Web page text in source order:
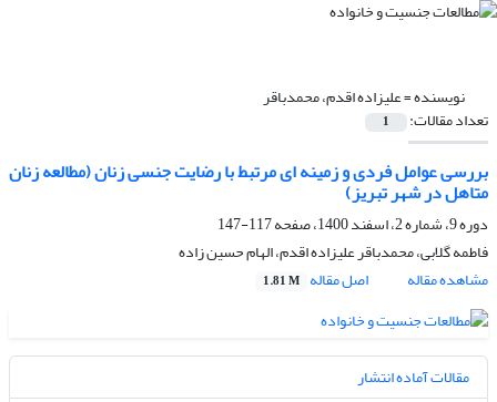
نویسنده =علیزاده اقدم، محمدباقر
تعداد مقالات: 1
بررسی عوامل فردی و زمینه ای مرتبط با رضایت جنسی زنان (مطالعه زنان
متاهل در شهر تبریز)
دوره 9، شماره 2، اسفند 1400، صفحه
117-147
فاطمه گلابی، محمدباقر علیزاده اقدم، الهام حسین زاده
مشاهده مقاله
اصل مقاله 1.81 M
مقالات آماده انتشار